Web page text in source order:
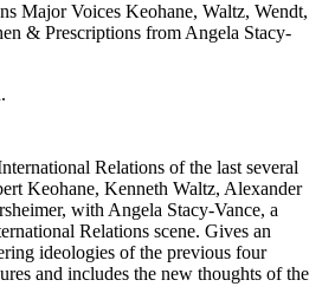
Major Voices Keohane, Waltz, Wendt,
& Prescriptions from Angela Stacy-
Relations of the last several
Keohane, Kenneth Waltz, Alexander
with Angela Stacy-Vance, a
Relations scene. Gives an
ideologies of the previous four
and includes the new thoughts of the